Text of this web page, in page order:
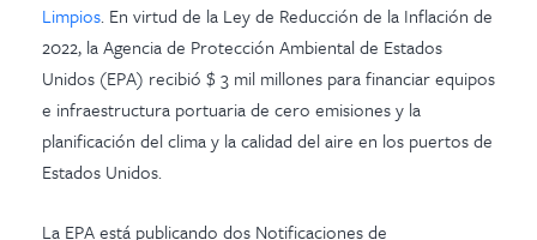
Limpios. En virtud de la Ley de Reducción de la Inflación de
2022, la Agencia de Protección Ambiental de Estados
Unidos (EPA) recibió $ 3 mil millones para financiar equipos
e infraestructura portuaria de cero emisiones y la
planificación del clima y la calidad del aire en los puertos de
Estados Unidos.
La EPA está publicando dos Notificaciones de